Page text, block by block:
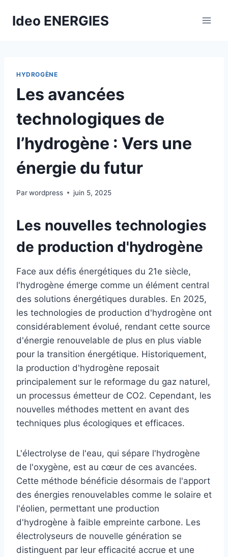
Ideo ENERGIES
HYDROGÈNE
Les avancées
technologiques de
l’hydrogène : Vers une
énergie du futur
Parwordpress juin 5, 2025
Les nouvelles technologies
de production d'hydrogène
Face aux défis énergétiques du 21e siècle,
l'hydrogène émerge comme un élément central
des solutions énergétiques durables. En 2025,
les technologies de production d'hydrogène ont
considérablement évolué, rendant cette source
d'énergie renouvelable de plus en plus viable
pour la transition énergétique. Historiquement,
la production d'hydrogène reposait
principalement sur le reformage du gaz naturel,
un processus émetteur de CO2. Cependant, les
nouvelles méthodes mettent en avant des
techniques plus écologiques et efficaces.
L'électrolyse de l'eau, qui sépare l'hydrogène
de l'oxygène, est au cœur de ces avancées.
Cette méthode bénéficie désormais de l'apport
des énergies renouvelables comme le solaire et
l'éolien, permettant une production
d'hydrogène à faible empreinte carbone. Les
électrolyseurs de nouvelle génération se
distinguent par leur efficacité accrue et une